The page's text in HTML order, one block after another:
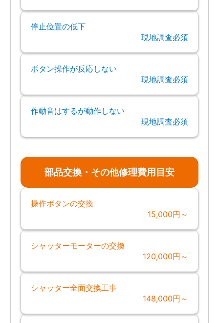
停止位置の低下
現地調査必須
ボタン操作が反応しない
現地調査必須
作動音はするが動作しない
現地調査必須
部品交換・その他修理費用目安
操作ボタンの交換
15,000円～
シャッターモーターの交換
120,000円～
シャッター全面交換工事
148,000円～